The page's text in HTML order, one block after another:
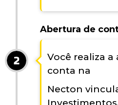
Abertura de
Você realiza a
conta na
Necton